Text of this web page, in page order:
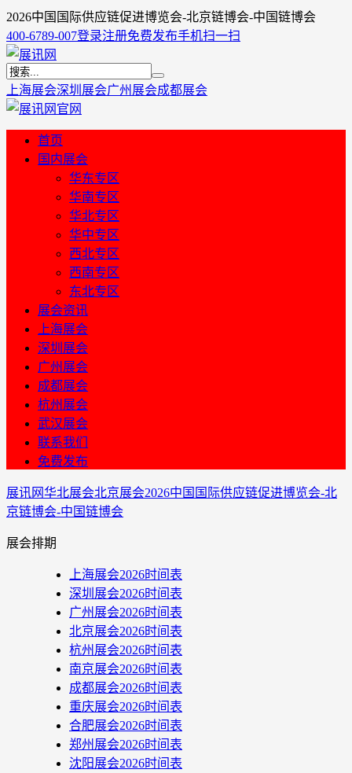
2026中国国际供应链促进博览会-北京链博会-中国链博会
400-6789-007登录注册免费发布手机扫一扫
上海展会深圳展会广州展会成都展会
首页
国内展会
华东专区
华南专区
华北专区
华中专区
西北专区
西南专区
东北专区
展会资讯
上海展会
深圳展会
广州展会
成都展会
杭州展会
武汉展会
联系我们
免费发布
展讯网华北展会北京展会2026中国国际供应链促进博览会-北
京链博会-中国链博会
展会排期
上海展会2026时间表
深圳展会2026时间表
广州展会2026时间表
北京展会2026时间表
杭州展会2026时间表
南京展会2026时间表
成都展会2026时间表
重庆展会2026时间表
合肥展会2026时间表
郑州展会2026时间表
沈阳展会2026时间表